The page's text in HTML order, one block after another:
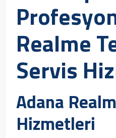
Realme
Servis
Adana
Hizmetleri